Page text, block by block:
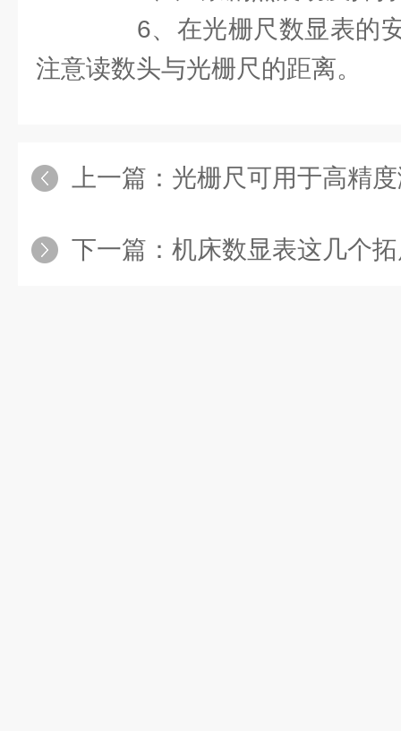
6、在光栅尺数显表的安
注意读数头与光栅尺的距离。
上一篇： 光栅尺可用于高精
下一篇： 机床数显表这几个